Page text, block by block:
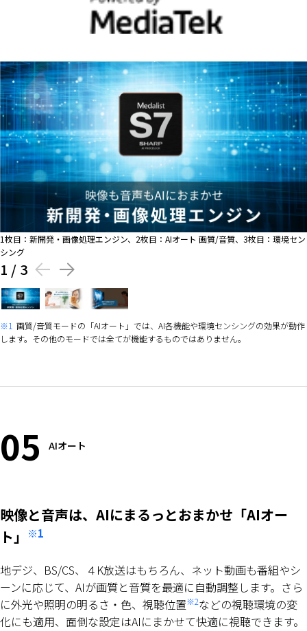
1枚目：新開発・画像処理エンジン、2枚目：AIオート 画質/音質、3枚目：環境セン
シング
1 / 3
※1 画質/音質モードの「AIオート」では、AI各機能や環境センシングの効果が動作
します。その他のモードでは全てが機能するものではありません。
05 AIオート
映像と音声は、AIにまるっとおまかせ「AIオー
ト」
※1
地デジ、BS/CS、４K放送はもちろん、ネット動画も番組やシ
ーンに応じて、AIが画質と音質を最適に自動調整します。さら
に外光や照明の明るさ・色、視聴位置※2などの視聴環境の変
化にも適用、面倒な設定はAIにまかせて快適に視聴できます。